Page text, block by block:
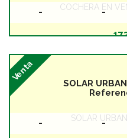
COCHERA EN
- -
SOLAR
SOLAR
Venta
- -